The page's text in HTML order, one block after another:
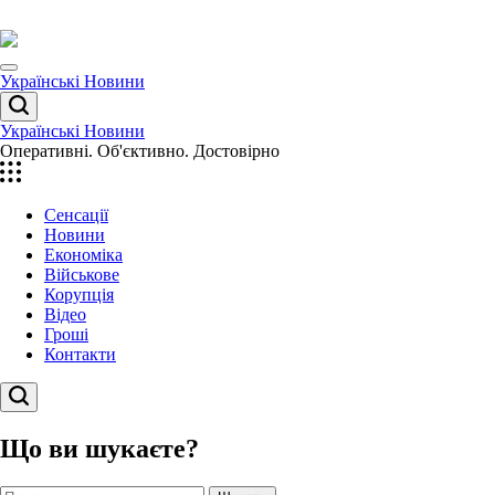
до
вмісту
Menu
Українські Новини
Пошук
Українські Новини
Оперативні. Об'єктивно. Достовірно
Сенсації
Новини
Економіка
Військове
Корупція
Відео
Гроші
Контакти
Пошук
Що ви шукаєте?